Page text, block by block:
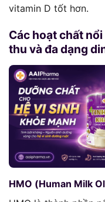
vitamin D tốt hơn.
Các hoạt chất
thu và đa dạng
HMO (Human Milk